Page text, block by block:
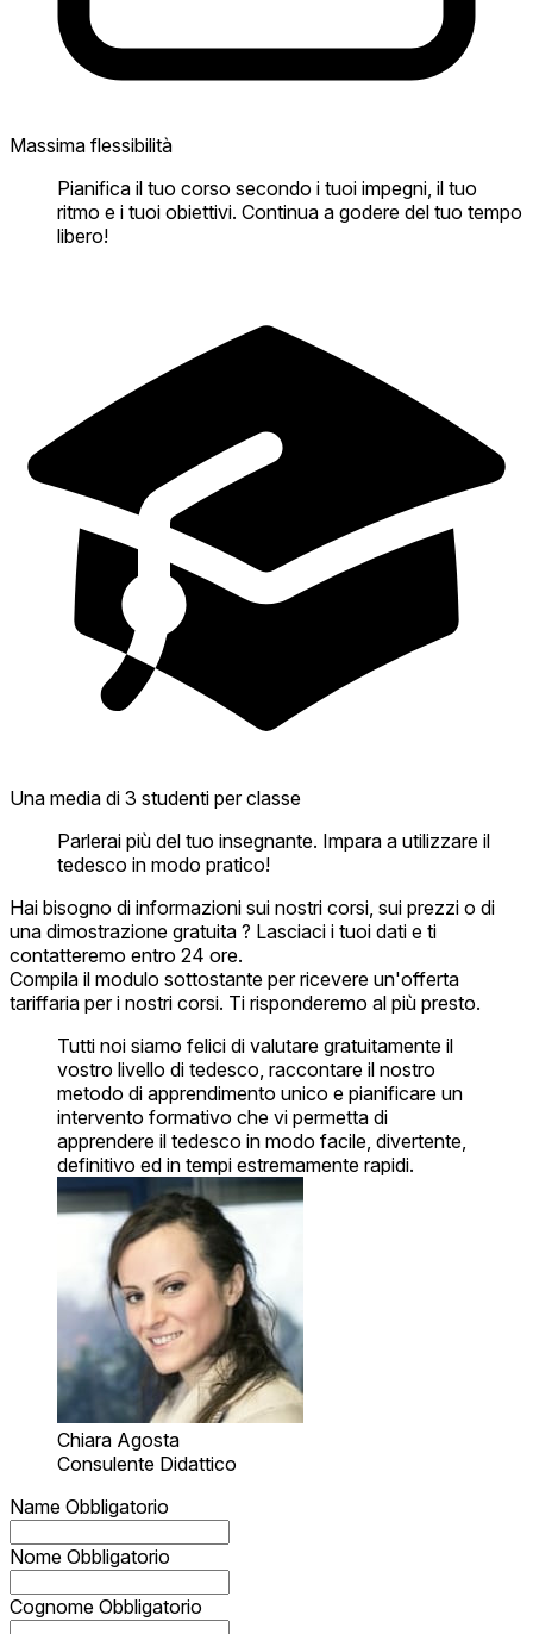
Massima flessibilità
Pianifica il tuo corso secondo i tuoi impegni, il tuo
ritmo e i tuoi obiettivi. Continua a godere del tuo tempo
libero!
Una media di 3 studenti per classe
Parlerai più del tuo insegnante. Impara a utilizzare il
tedesco in modo pratico!
Hai bisogno di informazioni sui nostri corsi, sui prezzi o di
una dimostrazione gratuita ? Lasciaci i tuoi dati e ti
contatteremo entro 24 ore.
Compila il modulo sottostante per ricevere un'offerta
tariffaria per i nostri corsi. Ti risponderemo al più presto.
Tutti noi siamo felici di valutare gratuitamente il
vostro livello di tedesco, raccontare il nostro
metodo di apprendimento unico e pianificare un
intervento formativo che vi permetta di
apprendere il tedesco in modo facile, divertente,
definitivo ed in tempi estremamente rapidi.
Chiara Agosta
Consulente Didattico
Name Obbligatorio
Nome Obbligatorio
Cognome Obbligatorio